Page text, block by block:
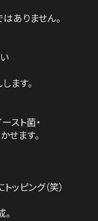
ありません。
ます。
スト菌・
せます。
ッピング（笑）